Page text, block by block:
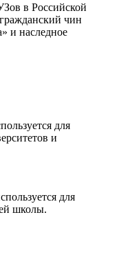
в Российской
чин
» и наследное
для
и
для
школы.